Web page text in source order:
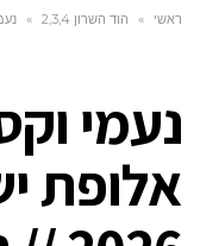
ראשי » הוד השרון 2,3,4 » נעמי וקס,
אלופת